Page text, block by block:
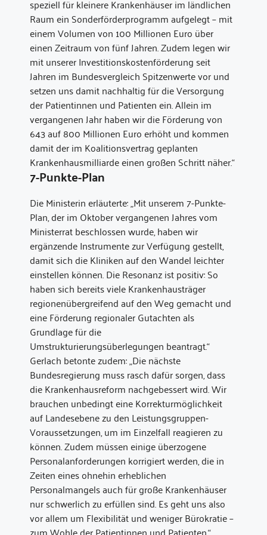
speziell für kleinere Krankenhäuser im ländlichen
Raum ein Sonderförderprogramm aufgelegt – mit
einem Volumen von 100 Millionen Euro über
einen Zeitraum von fünf Jahren. Zudem legen wir
mit unserer Investitionskostenförderung seit
Jahren im Bundesvergleich Spitzenwerte vor und
setzen uns damit nachhaltig für die Versorgung
der Patientinnen und Patienten ein. Allein im
vergangenen Jahr haben wir die Förderung von
643 auf 800 Millionen Euro erhöht und kommen
damit der im Koalitionsvertrag geplanten
Krankenhausmilliarde einen großen Schritt näher.“
7-Punkte-Plan
Die Ministerin erläuterte: „Mit unserem 7-Punkte-
Plan, der im Oktober vergangenen Jahres vom
Ministerrat beschlossen wurde, haben wir
ergänzende Instrumente zur Verfügung gestellt,
damit sich die Kliniken auf den Wandel leichter
einstellen können. Die Resonanz ist positiv: So
haben sich bereits viele Krankenhausträger
regionenübergreifend auf den Weg gemacht und
eine Förderung regionaler Gutachten als
Grundlage für die
Umstrukturierungsüberlegungen beantragt.“
Gerlach betonte zudem: „Die nächste
Bundesregierung muss rasch dafür sorgen, dass
die Krankenhausreform nachgebessert wird. Wir
brauchen unbedingt eine Korrekturmöglichkeit
auf Landesebene zu den Leistungsgruppen-
Voraussetzungen, um im Einzelfall reagieren zu
können. Zudem müssen einige überzogene
Personalanforderungen korrigiert werden, die in
Zeiten eines ohnehin erheblichen
Personalmangels auch für große Krankenhäuser
nur schwerlich zu erfüllen sind. Es geht uns also
vor allem um Flexibilität und weniger Bürokratie –